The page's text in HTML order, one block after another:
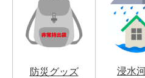
防災グッズ 浸水